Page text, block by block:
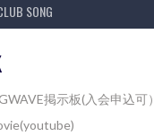
SONG
掲示板(入会申込可）